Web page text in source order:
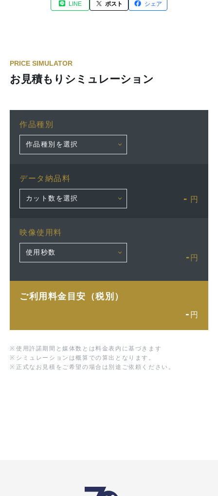
LINE ポスト シェア
PRICE SIMULATOR
お見積もりシミュレーション
作品種別
データ納品料
- 円
映像使用料
- 円
ご利用料金目安（税別）
- 円
※ 使用許諾期間と媒体数とは料金表内に基づきます
※ シミュレーションは概算での算出となります。
※ 正式なお見積をご希望の場合は別途ご依頼ください。